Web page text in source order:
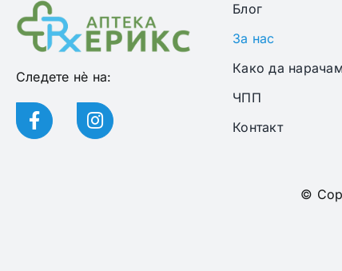
Следете нѐ на:
Блог
За нас
Како да нарачам
ЧПП
Контакт
©